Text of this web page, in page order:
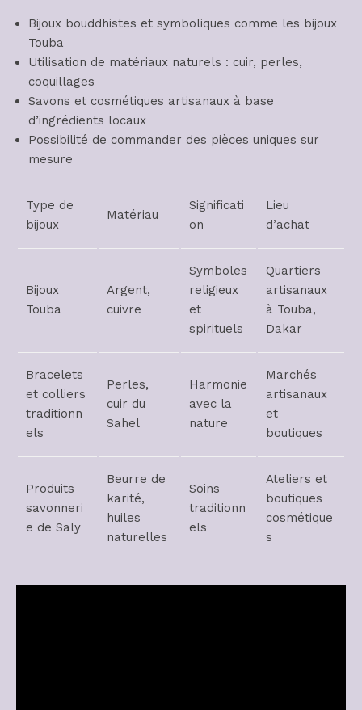
Bijoux bouddhistes et symboliques comme les bijoux
Touba
Utilisation de matériaux naturels : cuir, perles,
coquillages
Savons et cosmétiques artisanaux à base
d’ingrédients locaux
Possibilité de commander des pièces uniques sur
mesure
Type de
bijoux
Matériau
Significati
on
Lieu
d’achat
Bijoux
Touba
Argent,
cuivre
Symboles
religieux
et
spirituels
Quartiers
artisanaux
à Touba,
Dakar
Bracelets
et colliers
traditionn
els
Perles,
cuir du
Sahel
Harmonie
avec la
nature
Marchés
artisanaux
et
boutiques
Produits
savonneri
e de Saly
Beurre de
karité,
huiles
naturelles
Soins
traditionn
els
Ateliers et
boutiques
cosmétique
s